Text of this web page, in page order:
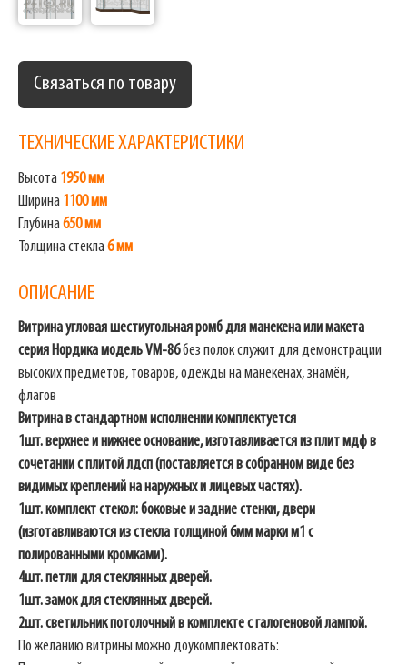
Связаться по товару
ТЕХНИЧЕСКИЕ ХАРАКТЕРИСТИКИ
Высота 1950 мм
Ширина 1100 мм
Глубина650 мм
Толщина стекла6 мм
ОПИСАНИЕ
Витрина угловая шестиугольная ромб для манекена или макета
серия Нордика модель VM-86без полок служит для демонстрации
высоких предметов, товаров, одежды на манекенах, знамён,
флагов
Витрина в стандартном исполнении комплектуется
1шт. верхнее и нижнее основание, изготавливается из плит мдф в
сочетании с плитой лдсп (поставляется в собранном виде без
видимых креплений на наружных и лицевых частях).
1шт. комплект стекол: боковые и задние стенки, двери
(изготавливаются из стекла толщиной 6мм марки м1 с
полированными кромками).
4шт. петли для стеклянных дверей.
1шт. замок для стеклянных дверей.
2шт. светильник потолочный в комплекте с галогеновой лампой.
По желанию витрины можно доукомплектовать: